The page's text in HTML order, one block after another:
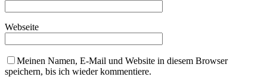
Webseite
Meinen Namen, E-Mail und Website in diesem Browser
speichern, bis ich wieder kommentiere.